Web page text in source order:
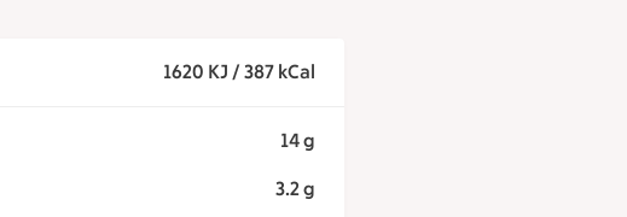
1620 KJ / 387 kCal
14 g
3.2 g